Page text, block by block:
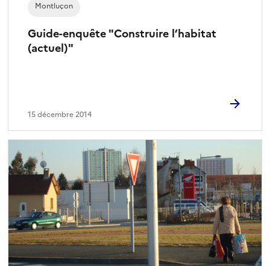
Guide-enquête "Construire l’habitat
(actuel)"
Montluçon
15 décembre 2014